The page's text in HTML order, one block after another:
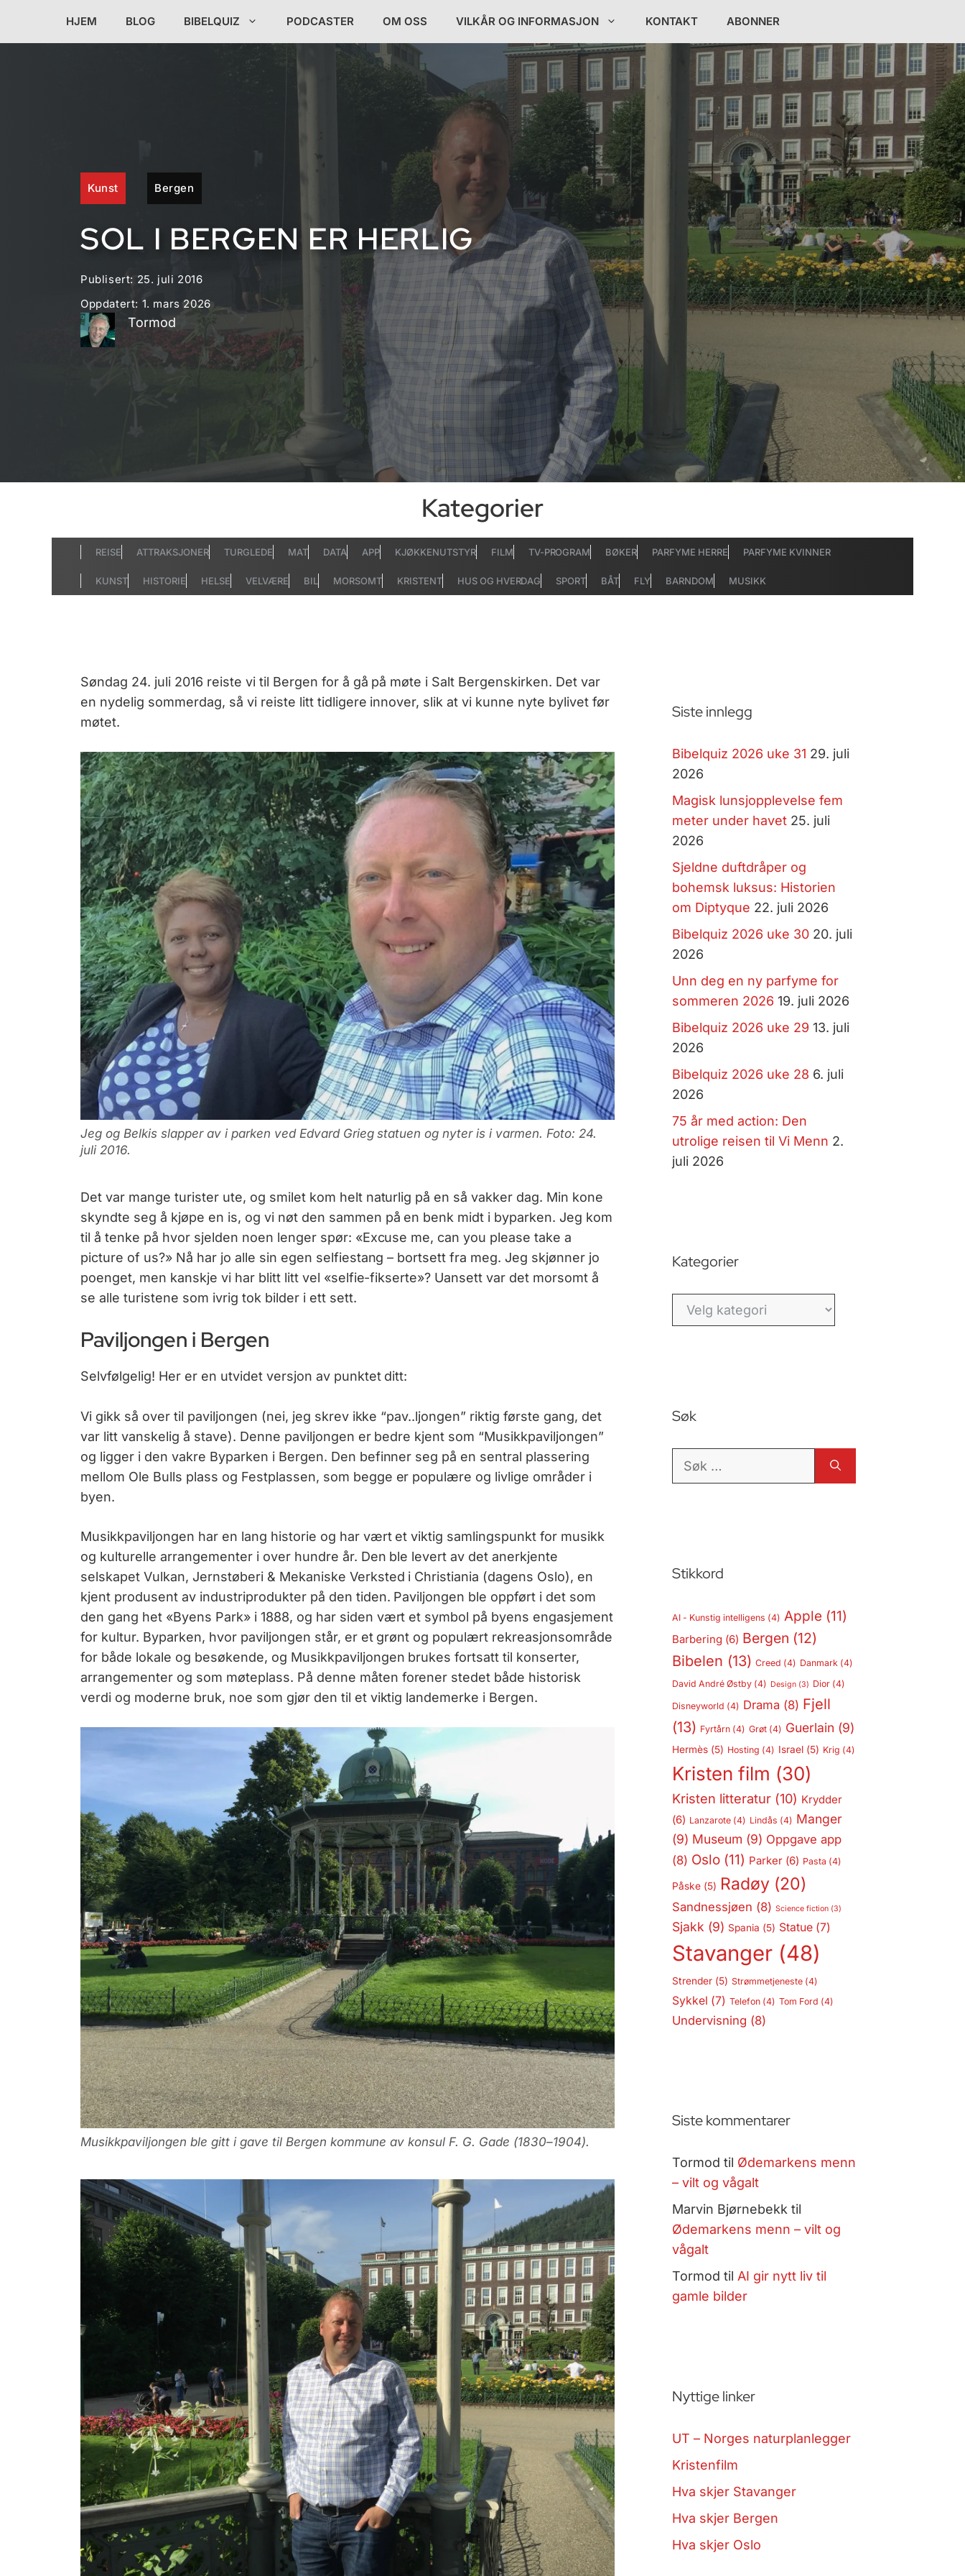
HJEM BLOG BIBELQUIZ PODCASTER OM OSS VILKÅR OG INFORMASJON KONTAKT ABONNER
Kunst Bergen
SOL I BERGEN ER HERLIG
Publisert: 25. juli 2016
Oppdatert: 1. mars 2026
Tormod
Kategorier
REISE ATTRAKSJONER TURGLEDE MAT DATA APP KJØKKENUTSTYR FILM TV-PROGRAM BØKER PARFYME HERRE PARFYME KVINNER
KUNST HISTORIE HELSE VELVÆRE BIL MORSOMT KRISTENT HUS OG HVERDAG SPORT BÅT FLY BARNDOM MUSIKK
Søndag 24. juli 2016 reiste vi til Bergen for å gå på møte i Salt Bergenskirken. Det var
en nydelig sommerdag, så vi reiste litt tidligere innover, slik at vi kunne nyte bylivet før
møtet.
Jeg og Belkis slapper av i parken ved Edvard Grieg statuen og nyter is i varmen. Foto: 24.
juli 2016.
Det var mange turister ute, og smilet kom helt naturlig på en så vakker dag. Min kone
skyndte seg å kjøpe en is, og vi nøt den sammen på en benk midt i byparken. Jeg kom
til å tenke på hvor sjelden noen lenger spør: «Excuse me, can you please take a
picture of us?» Nå har jo alle sin egen selfiestang – bortsett fra meg. Jeg skjønner jo
poenget, men kanskje vi har blitt litt vel «selfie-fikserte»? Uansett var det morsomt å
se alle turistene som ivrig tok bilder i ett sett.
Paviljongen i Bergen
Selvfølgelig! Her er en utvidet versjon av punktet ditt:
Vi gikk så over til paviljongen (nei, jeg skrev ikke “pav..ljongen” riktig første gang, det
var litt vanskelig å stave). Denne paviljongen er bedre kjent som “Musikkpaviljongen”
og ligger i den vakre Byparken i Bergen. Den befinner seg på en sentral plassering
mellom Ole Bulls plass og Festplassen, som begge er populære og livlige områder i
byen.
Musikkpaviljongen har en lang historie og har vært et viktig samlingspunkt for musikk
og kulturelle arrangementer i over hundre år. Den ble levert av det anerkjente
selskapet Vulkan, Jernstøberi & Mekaniske Verksted i Christiania (dagens Oslo), en
kjent produsent av industriprodukter på den tiden. Paviljongen ble oppført i det som
den gang het «Byens Park» i 1888, og har siden vært et symbol på byens engasjement
for kultur. Byparken, hvor paviljongen står, er et grønt og populært rekreasjonsområde
for både lokale og besøkende, og Musikkpaviljongen brukes fortsatt til konserter,
arrangementer og som møteplass. På denne måten forener stedet både historisk
verdi og moderne bruk, noe som gjør den til et viktig landemerke i Bergen.
Musikkpaviljongen ble gitt i gave til Bergen kommune av konsul F. G. Gade (1830–1904).
Siste innlegg
Bibelquiz 2026 uke 31 29. juli
2026
Magisk lunsjopplevelse fem
meter under havet 25. juli
2026
Sjeldne duftdråper og
bohemsk luksus: Historien
om Diptyque 22. juli 2026
Bibelquiz 2026 uke 30 20. juli
2026
Unn deg en ny parfyme for
sommeren 2026 19. juli 2026
Bibelquiz 2026 uke 29 13. juli
2026
Bibelquiz 2026 uke 28 6. juli
2026
75 år med action: Den
utrolige reisen til Vi Menn 2.
juli 2026
Kategorier
Kategorier
Søk
Søk
Stikkord
AI - Kunstig intelligens (4) Apple (11)
Barbering (6) Bergen (12)
Bibelen (13) Creed (4) Danmark (4)
David André Østby(4) Design(3) Dior(4)
Disneyworld (4) Drama (8) Fjell
(13) Fyrtårn(4) Grøt(4) Guerlain (9)
Hermès(5) Hosting (4) Israel(5) Krig (4)
Kristen film (30)
Kristen litteratur(10) Krydder
(6) Lanzarote(4) Lindås (4) Manger
(9) Museum (9) Oppgave app
(8) Oslo(11) Parker(6) Pasta (4)
Påske(5) Radøy(20)
Sandnessjøen (8) Science fiction(3)
Sjakk (9) Spania (5) Statue(7)
Stavanger(48)
Strender(5) Strømmetjeneste(4)
Sykkel (7) Telefon(4) Tom Ford (4)
Undervisning (8)
Siste kommentarer
Tormod til Ødemarkens menn
– vilt og vågalt
Marvin Bjørnebekk til
Ødemarkens menn – vilt og
vågalt
Tormod til AI gir nytt liv til
gamle bilder
Nyttige linker
UT – Norges naturplanlegger
Kristenfilm
Hva skjer Stavanger
Hva skjer Bergen
Hva skjer Oslo